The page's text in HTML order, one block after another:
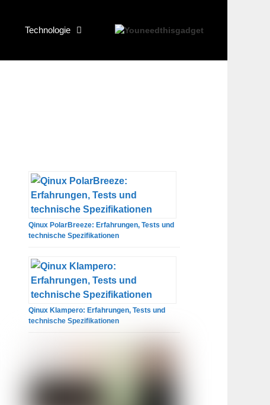
Technologie
Qinux PolarBreeze: Erfahrungen, Tests und
technische Spezifikationen
Qinux Klampero: Erfahrungen, Tests und
technische Spezifikationen